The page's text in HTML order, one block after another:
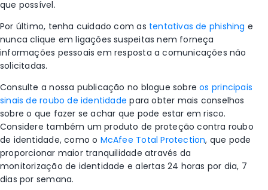
que possível.
Por último, tenha cuidado com as tentativas de phishing e
nunca clique em ligações suspeitas nem forneça
informações pessoais em resposta a comunicações não
solicitadas.
Consulte a nossa publicação no blogue sobreos principais
sinais de roubo de identidade para obter mais conselhos
sobre o que fazer se achar que pode estar em risco.
Considere também um produto de proteção contra roubo
de identidade, como o McAfee Total Protection, que pode
proporcionar maior tranquilidade através da
monitorização de identidade e alertas 24 horas por dia, 7
dias por semana.